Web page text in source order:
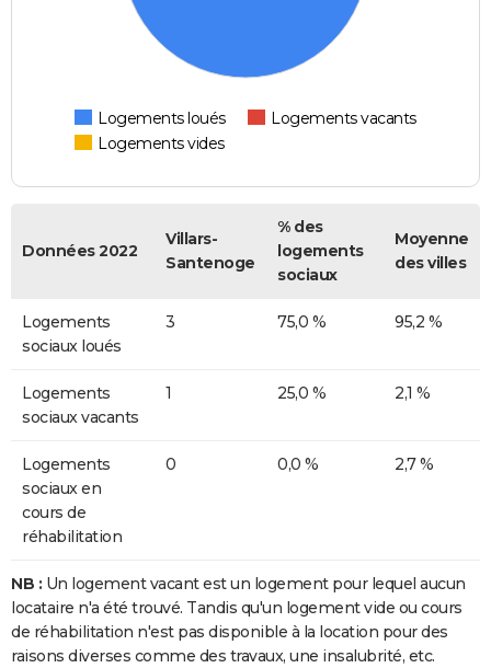
Logements loués
Logements vacants
Logements vides
Données 2022
Villars-
Santenoge
% des
logements
sociaux
Moyenne
des villes
Logements
sociaux loués
3 75,0 % 95,2 %
Logements
sociaux vacants
1 25,0 % 2,1 %
Logements
sociaux en
cours de
réhabilitation
0 0,0 % 2,7 %
NB : Un logement vacant est un logement pour lequel aucun
locataire n'a été trouvé. Tandis qu'un logement vide ou cours
de réhabilitation n'est pas disponible à la location pour des
raisons diverses comme des travaux, une insalubrité, etc.